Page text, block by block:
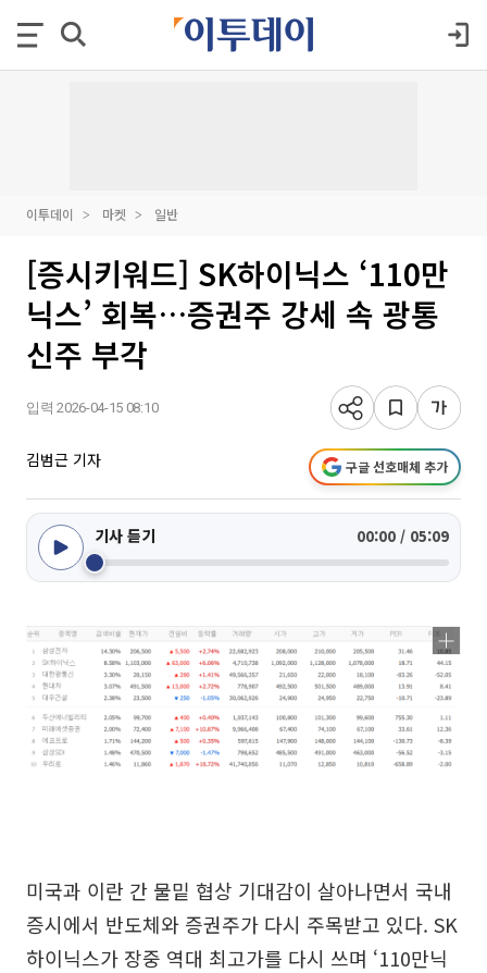
이투데이 마켓 일반
[증시키워드] SK하이닉스 ‘110만
닉스’ 회복…증권주 강세 속 광통
신주 부각
입력 2026-04-15 08:10
김범근 기자 구글 선호매체 추가
기사 듣기 00:00 / 05:09
미국과 이란 간 물밑 협상 기대감이 살아나면서 국내
증시에서 반도체와 증권주가 다시 주목받고 있다. SK
하이닉스가 장중 역대 최고가를 다시 쓰며 ‘110만닉